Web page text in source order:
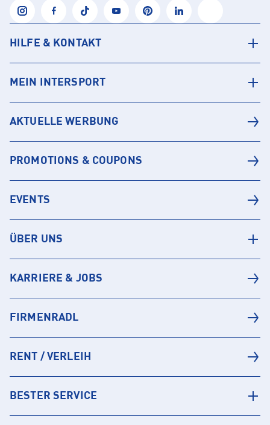
HILFE & KONTAKT
MEIN INTERSPORT
AKTUELLE WERBUNG
PROMOTIONS & COUPONS
EVENTS
ÜBER UNS
KARRIERE & JOBS
FIRMENRADL
RENT / VERLEIH
BESTER SERVICE